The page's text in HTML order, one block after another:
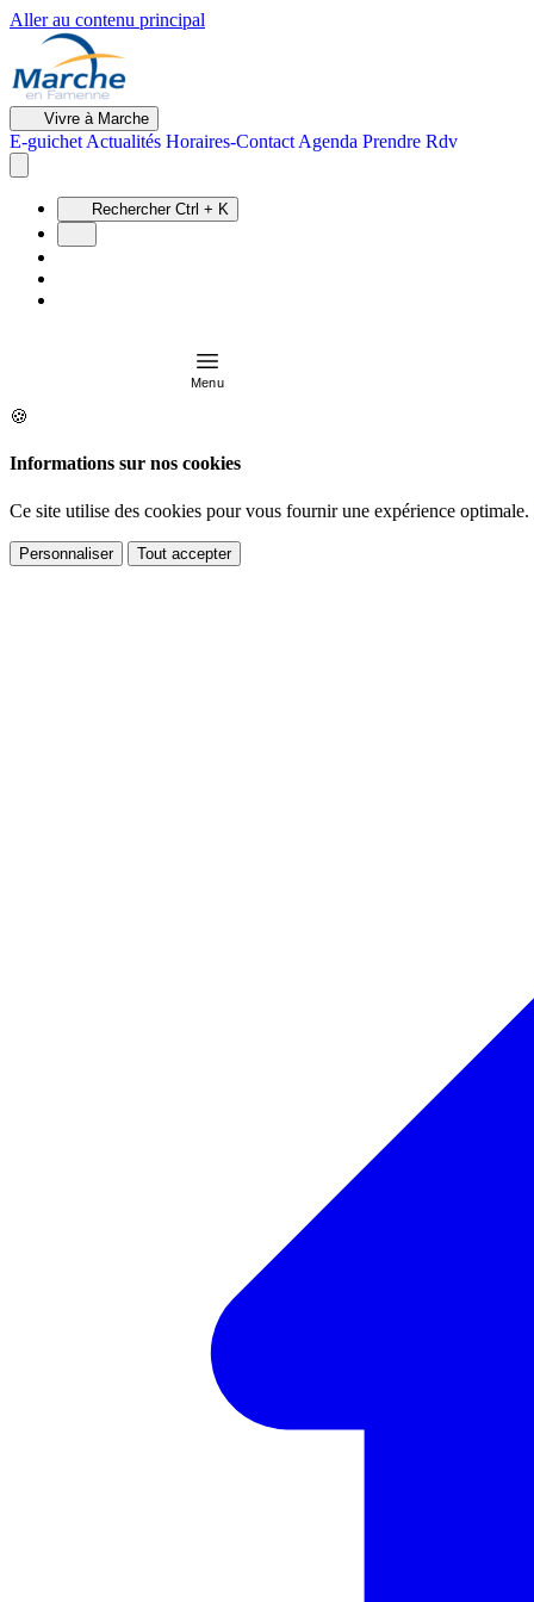
Aller au contenu principal
Vivre à Marche
E-guichet Actualités Horaires-Contact Agenda Prendre Rdv
Rechercher Ctrl + K
Menu
🍪
Informations sur nos cookies
Ce site utilise des cookies pour vous fournir une expérience optimale.
Personnaliser Tout accepter